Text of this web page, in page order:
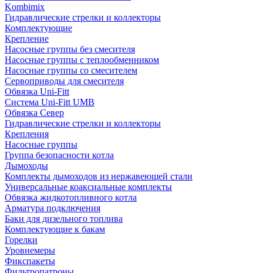
Kombimix
Гидравлические стрелки и коллекторы
Комплектующие
Крепление
Насосные группы без смесителя
Насосные группы с теплообменником
Насосные группы со смесителем
Сервоприводы для смесителя
Обвязка Uni-Fitt
Система Uni-Fitt UMB
Обвязка Север
Гидравлические стрелки и коллекторы
Крепления
Насосные группы
Группа безопасности котла
Дымоходы
Комплекты дымоходов из нержавеющей стали
Универсальные коаксиальные комплекты
Обвязка жидкотопливного котла
Арматура подключения
Баки для дизельного топлива
Комплектующие к бакам
Горелки
Уровнемеры
Фикспакеты